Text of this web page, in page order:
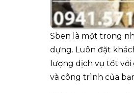
Sben là một trong
dựng. Luôn đặt
lượng dịch vụ tốt
và công trình của